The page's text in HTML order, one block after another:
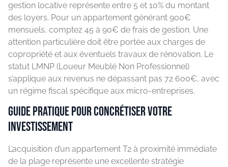
gestion locative représente entre 5 et 10% du montant
des loyers. Pour un appartement générant 900€
mensuels, comptez 45 à 90€ de frais de gestion. Une
attention particulière doit être portée aux charges de
copropriété et aux éventuels travaux de rénovation. Le
statut LMNP (Loueur Meublé Non Professionnel)
s’applique aux revenus ne dépassant pas 72 600€, avec
un régime fiscal spécifique aux micro-entreprises.
Guide pratique pour concrétiser votre
investissement
L’acquisition d’un appartement T2 à proximité immédiate
de la plage représente une excellente stratégie